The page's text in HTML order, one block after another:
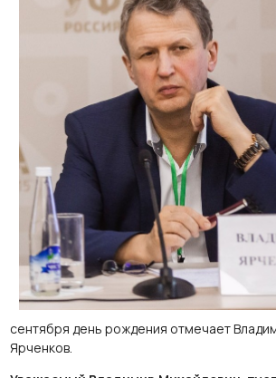
сентября день рождения отмечает
Ярченков.